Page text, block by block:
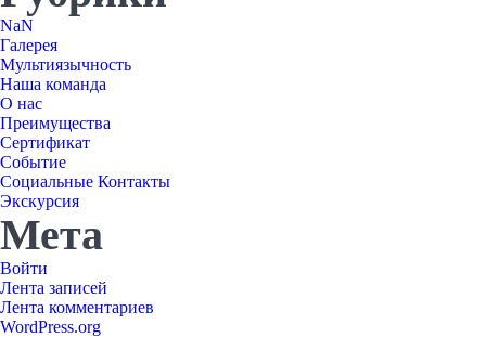
NaN
Галерея
Мультиязычность
Наша команда
О нас
Преимущества
Сертификат
Событие
Социальные Контакты
Экскурсия
Мета
Войти
Лента записей
Лента комментариев
WordPress.org